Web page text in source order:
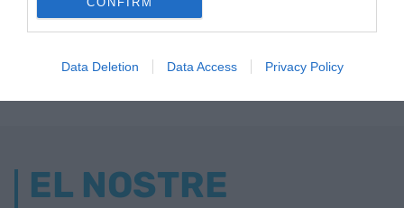
Data Deletion Data Access Privacy Policy
AVUI DESTAQUEM
EL NOSTRE